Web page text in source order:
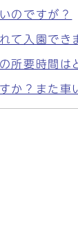
のですが？
て入園でき
所要時間は
か？また